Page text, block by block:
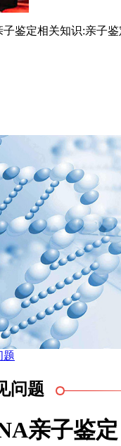
鉴定相关知识:亲子
题
问题
亲子鉴